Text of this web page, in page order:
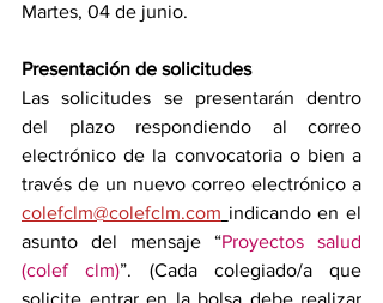
Martes, 04 de junio.
Presentación de solicitudes
Las solicitudes se presentarán dentro
del plazo respondiendo al correo
electrónico de la convocatoria o bien a
colefclm@colefclm.com indicando en el
asunto del mensaje “Proy﻿ectos salud
(colef clm)”. (Cada colegiado/a que
solicite entrar en la bolsa debe realizar